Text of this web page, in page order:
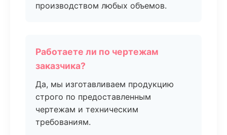
производством любых объемов.
Работаете ли по чертежам
заказчика?
Да, мы изготавливаем продукцию
строго по предоставленным
чертежам и техническим
требованиям.